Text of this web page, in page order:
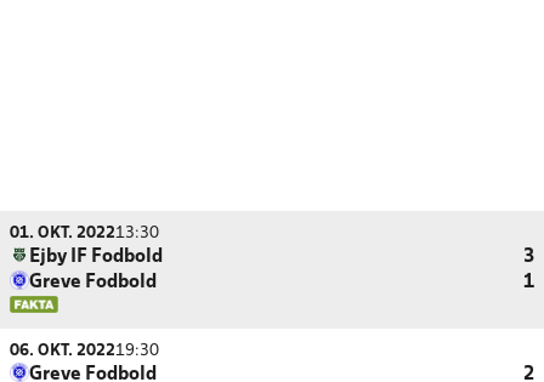
01. OKT. 202213:30
Ejby IF Fodbold
3
Greve Fodbold
1
06. OKT. 202219:30
Greve Fodbold
2